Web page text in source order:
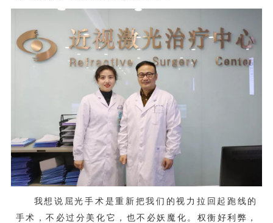
我想说屈光手术是重新把我们的视力拉回起跑线的
手术，不必过分美化它，也不必妖魔化。权衡好利弊，